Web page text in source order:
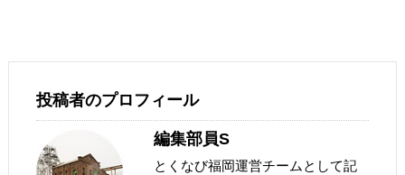
投稿者のプロフィール
編集部員S
とくなび福岡運営チームとして記